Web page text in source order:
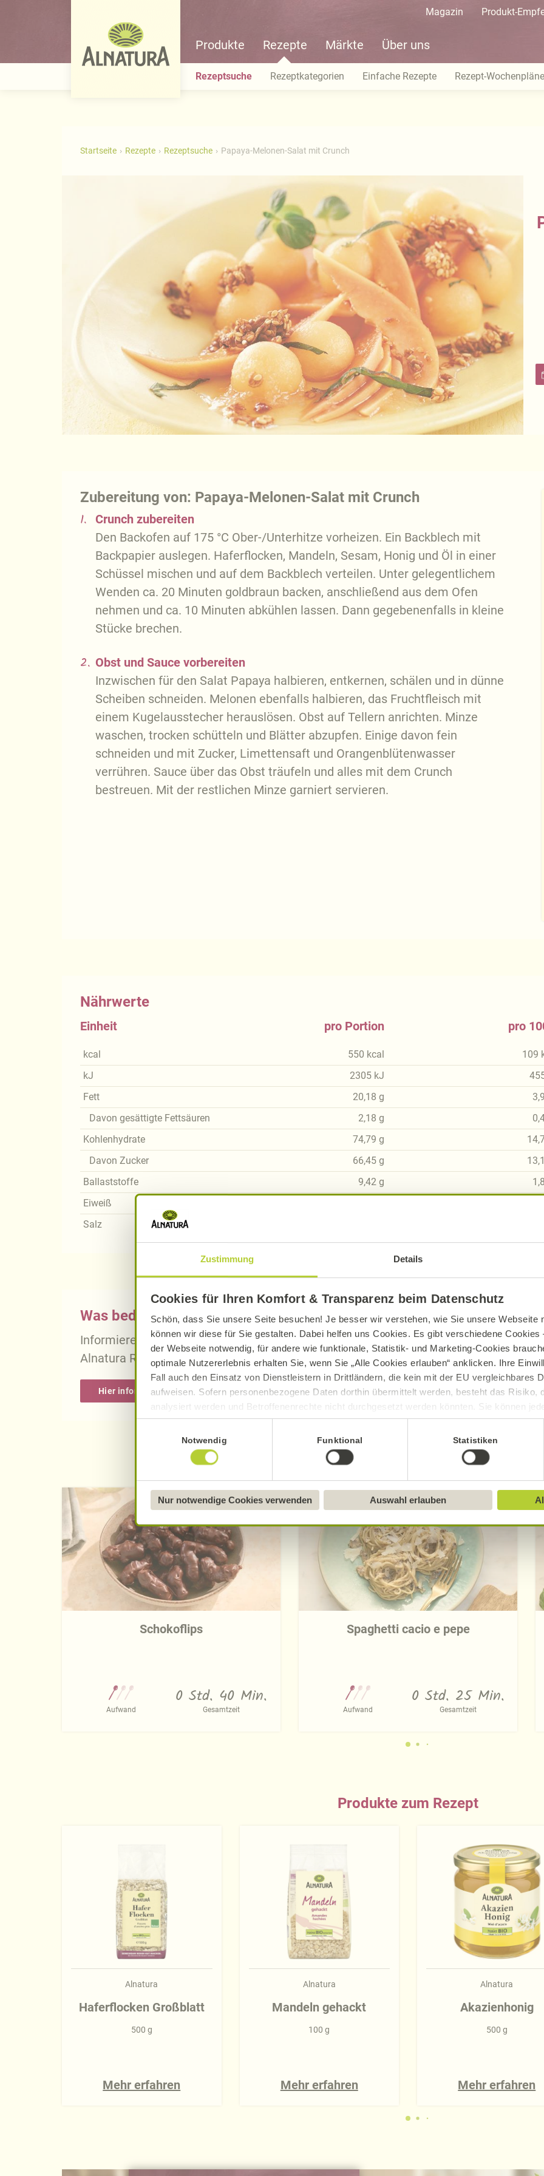
Zustimmung Details
Cookies für Ihren Komfort & Transparenz beim Datenschutz
Schön, dass Sie unsere Seite besuchen! Je besser wir verstehen, wie Sie unsere Webseite
können wir diese für Sie gestalten. Dabei helfen uns Cookies. Es gibt verschiedene Cookies
der Webseite notwendig, für andere wie funktionale, Statistik- und Marketing-Cookies
optimale Nutzererlebnis erhalten Sie, wenn Sie „Alle Cookies erlauben“ anklicken. Ihre
Fall auch den Einsatz von Dienstleistern in Drittländern, die kein mit der EU vergleichbares
aufweisen. Sofern personenbezogene Daten dorthin übermittelt werden, besteht das Risiko,
analysiert werden und Betroffenenrechte nicht durchgesetzt werden könnten. Sie können
Datenverarbeitung und -übermittlung widerrufen und Tools deaktivieren. Ausführliche
Datenschutzerklärung
Näheres über uns erfahren Sie in unseremImpressum
Notwendig Funktional Statistiken
Nur notwendige Cookies verwenden Auswahl erlauben
Magazin Produkt-
Produkte Rezepte Märkte Über uns
Rezeptsuche Rezeptkategorien Einfache Rezepte Rezept-Wochenpläne
Startseite Rezepte Rezeptsuche Papaya-Melonen-Salat mit Crunch
Zubereitung von: Papaya-Melonen-Salat mit Crunch
1.
Crunch zubereiten
Den Backofen auf 175 °C Ober-/Unterhitze vorheizen. Ein Backblech mit
Backpapier auslegen. Haferflocken, Mandeln, Sesam, Honig und Öl in einer
Schüssel mischen und auf dem Backblech verteilen. Unter gelegentlichem
Wenden ca. 20 Minuten goldbraun backen, anschließend aus dem Ofen
nehmen und ca. 10 Minuten abkühlen lassen. Dann gegebenenfalls in kleine
Stücke brechen.
2. Obst und Sauce vorbereiten
Inzwischen für den Salat Papaya halbieren, entkernen, schälen und in dünne
Scheiben schneiden. Melonen ebenfalls halbieren, das Fruchtfleisch mit
einem Kugelausstecher herauslösen. Obst auf Tellern anrichten. Minze
waschen, trocken schütteln und Blätter abzupfen. Einige davon fein
schneiden und mit Zucker, Limettensaft und Orangenblütenwasser
verrühren. Sauce über das Obst träufeln und alles mit dem Crunch
bestreuen. Mit der restlichen Minze garniert servieren.
Nährwerte
Einheit
kcal
kJ
Fett
Davon gesättigte Fettsäuren
Kohlenhydrate
Davon Zucker
Ballaststoffe
Eiweiß
Salz
pro Portion
550 kcal
2305 kJ
20,18 g
2,18 g
74,79 g
66,45 g
9,42 g
pro
109
Was bedeutet vegan, vegetarisch, gluten- und laktosefrei bei Alnatura
Informieren Sie sich über die genaue Erklärung der Kennzeichnung von veganen,
Alnatura Rezepten.
Hier informieren
Entdecken Sie weitere Rezepte
Schokoflips
Aufwand
0 Std. 40 Min.
Gesamtzeit
Spaghetti cacio e pepe
Aufwand
0 Std. 25 Min.
Gesamtzeit
Produkte zum Rezept
Alnatura
Haferflocken Großblatt
500 g
Mehr erfahren
Alnatura
Mandeln gehackt
100 g
Mehr erfahren
Alnatura
Akazienhonig
500 g
Mehr erfahren